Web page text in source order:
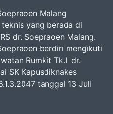
Malang
yang berada di
dr. Soepraoen Malang.
berdiri mengikuti
Rumkit Tk.II dr.
SK Kapusdiknakes
tanggal 13 Juli